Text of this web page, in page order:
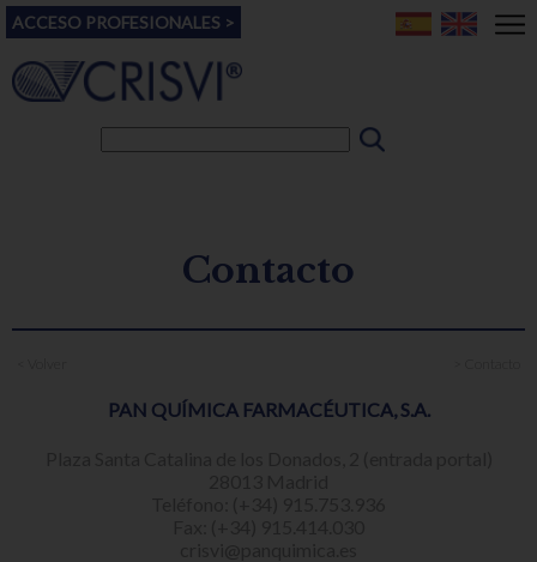
ACCESO PROFESIONALES >
Contacto
PAN QUÍMICA FARMACÉUTICA, S.A.